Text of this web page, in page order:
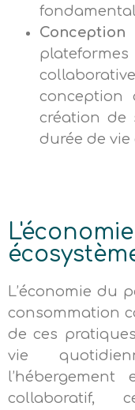
fondamental
conception
création de
durée de
L’économie du
consommation
de ces
vie
collaboratif,